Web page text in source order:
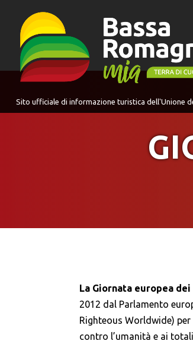
La Giornata europea dei
2012 dal Parlamento
Righteous Worldwide)
contro l’umanità e ai